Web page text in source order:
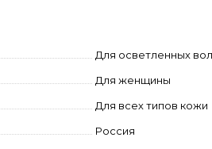
Для осветленных
Для женщины
Для всех типов кожи
Россия